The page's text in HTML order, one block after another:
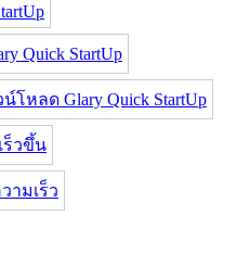
Quick StartUp
น์โหลด Glary Quick StartUp
ร็วขึ้น
ามเร็ว